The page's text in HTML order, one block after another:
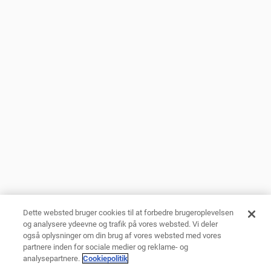
Dette websted bruger cookies til at forbedre brugeroplevelsen
og analysere ydeevne og trafik på vores websted. Vi deler
også oplysninger om din brug af vores websted med vores
partnere inden for sociale medier og reklame- og
analysepartnere. Cookiepolitik